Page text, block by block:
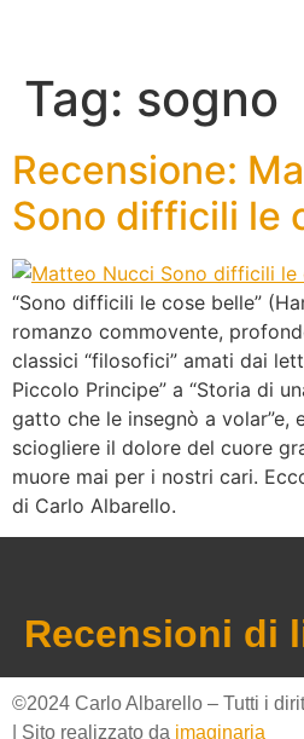
Tag: sogno
Recensione:
Sono difficili le
“Sono difficili le cose belle”
romanzo commovente,
classici “filosofici” amati dai
Piccolo Principe” a “Storia di
gatto che le insegnò a volar”e,
sciogliere il dolore del cuore
muore mai per i nostri cari.
di Carlo Albarello.
Recensioni di
©2024 Carlo Albarello – Tutti i
| Sito realizzato da imaginaria